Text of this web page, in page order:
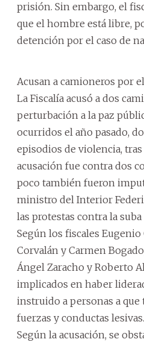
prisión. Sin embargo, el
que el hombre está libre,
detención por el caso de
Acusan a camioneros por
La Fiscalía acusó a dos
perturbación a la paz
ocurridos el año pasado,
episodios de violencia,
acusación fue contra dos
poco también fueron
ministro del Interior
las protestas contra la
Según los fiscales Eugenio
Corvalán y Carmen
Ángel Zaracho y Roberto
implicados en haber
instruido a personas a
fuerzas y conductas lesivas.
Según la acusación, se